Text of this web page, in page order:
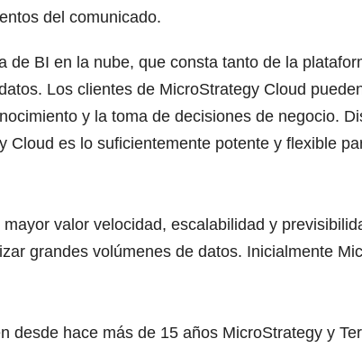
del comunicado.
de BI en la nube, que consta tanto de la
Los clientes de MicroStrategy Cloud
y la toma de decisiones de negocio.
Cloud es lo suficientemente potente y flexible
valor velocidad, escalabilidad y
grandes volúmenes de datos. Inicialmente
desde hace más de 15 años MicroStrategy y